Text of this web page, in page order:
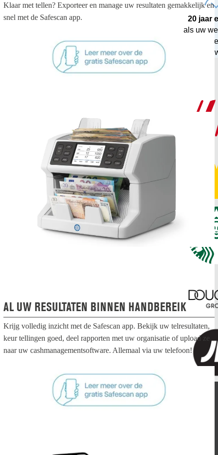
Klaar met tellen? Exporteer en manage uw resultaten gemakkelijk en
snel met de Safescan app.
AL UW RESULTATEN BINNEN HANDBEREIK
Krijg volledig inzicht met de Safescan app. Bekijk uw telresultaten,
keur tellingen goed, deel rapporten met uw organisatie of upload ze
naar uw cashmanagementsoftware. Allemaal via uw telefoon!
20 jaar
als uw